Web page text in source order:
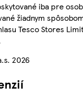
iba pre
žiadnym
Tesco Stores
2026